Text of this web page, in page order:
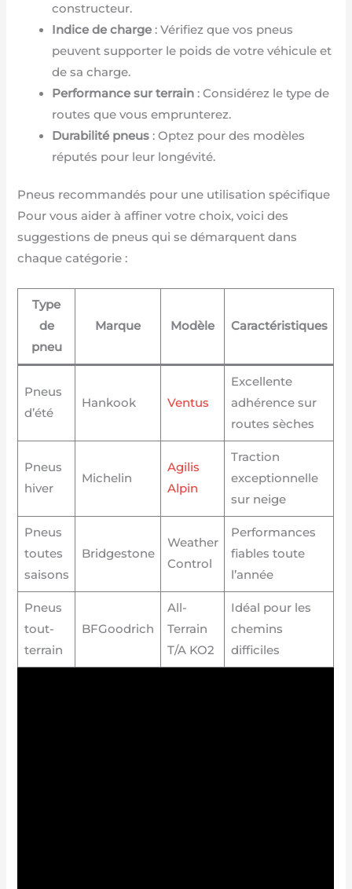
constructeur.
Indice de charge : Vérifiez que vos pneus
peuvent supporter le poids de votre véhicule et
de sa charge.
Performance sur terrain : Considérez le type de
routes que vous emprunterez.
Durabilité pneus : Optez pour des modèles
réputés pour leur longévité.
Pneus recommandés pour une utilisation spécifique
Pour vous aider à affiner votre choix, voici des
suggestions de pneus qui se démarquent dans
chaque catégorie :
Type
de
pneu
Marque Modèle Caractéristiques
Pneus
d’été
Hankook Ventus
Excellente
adhérence sur
routes sèches
Pneus
hiver
Michelin
Agilis
Alpin
Traction
exceptionnelle
sur neige
Pneus
toutes
saisons
Bridgestone
Weather
Control
Performances
fiables toute
l’année
Pneus
tout-
terrain
BFGoodrich
All-
Terrain
T/A KO2
Idéal pour les
chemins
difficiles